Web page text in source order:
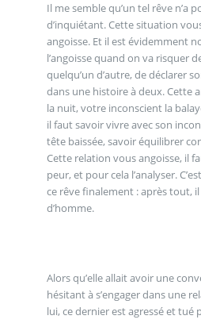
Il me semble qu’un tel rêve n’a
d’inquiétant. Cette situation
angoisse. Et il est évidemment
l’angoisse quand on va risquer
quelqu’un d’autre, de déclarer
dans une histoire à deux. Cette
la nuit, votre inconscient la
il faut savoir vivre avec son
tête baissée, savoir équilibrer
Cette relation vous angoisse, il
peur, et pour cela l’analyser.
ce rêve finalement : après tout,
d’homme.
Alors qu’elle allait avoir une
hésitant à s’engager dans une
lui, ce dernier est agressé et tué